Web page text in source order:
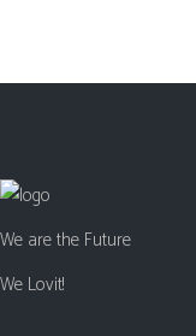
We are the Future
We Lovit!